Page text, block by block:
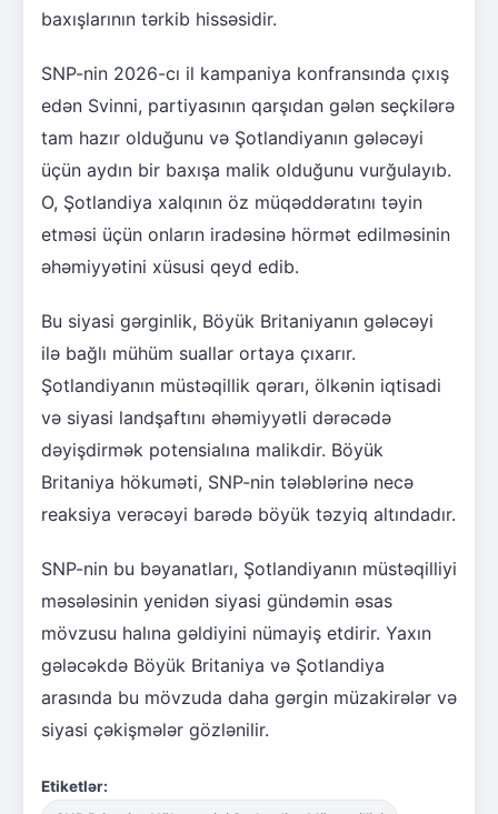
baxışlarının tərkib hissəsidir.
SNP-nin 2026-cı il kampaniya konfransında çıxış
edən Svinni, partiyasının qarşıdan gələn seçkilərə
tam hazır olduğunu və Şotlandiyanın gələcəyi
üçün aydın bir baxışa malik olduğunu vurğulayıb.
O, Şotlandiya xalqının öz müqəddəratını təyin
etməsi üçün onların iradəsinə hörmət edilməsinin
əhəmiyyətini xüsusi qeyd edib.
Bu siyasi gərginlik, Böyük Britaniyanın gələcəyi
ilə bağlı mühüm suallar ortaya çıxarır.
Şotlandiyanın müstəqillik qərarı, ölkənin iqtisadi
və siyasi landşaftını əhəmiyyətli dərəcədə
dəyişdirmək potensialına malikdir. Böyük
Britaniya hökuməti, SNP-nin tələblərinə necə
reaksiya verəcəyi barədə böyük təzyiq altındadır.
SNP-nin bu bəyanatları, Şotlandiyanın müstəqilliyi
məsələsinin yenidən siyasi gündəmin əsas
mövzusu halına gəldiyini nümayiş etdirir. Yaxın
gələcəkdə Böyük Britaniya və Şotlandiya
arasında bu mövzuda daha gərgin müzakirələr və
siyasi çəkişmələr gözlənilir.
Etiketlər: